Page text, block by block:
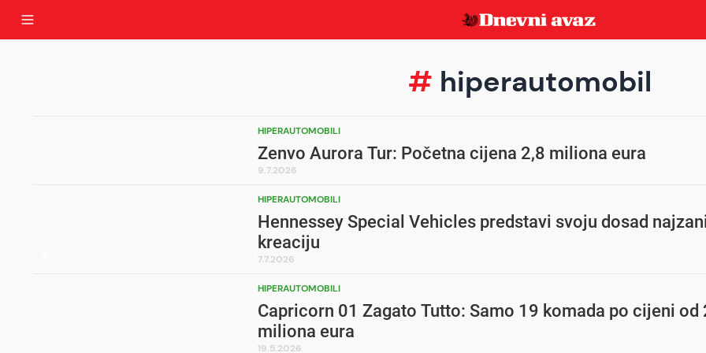
# hiperautomobil
HIPERAUTOMOBILI
Zenvo Aurora Tur: Početna cijena 2,8 miliona eura
9.7.2026
HIPERAUTOMOBILI
Hennessey Special Vehicles predstavi svoju dosad
kreaciju
7.7.2026
HIPERAUTOMOBILI
Capricorn 01 Zagato Tutto: Samo 19 komada po cijeni od
miliona eura
19.5.2026